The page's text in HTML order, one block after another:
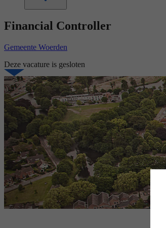
Financial Controller
Gemeente Woerden
Deze vacature is gesloten